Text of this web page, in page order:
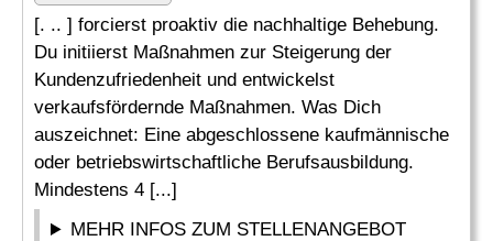
[. .. ] forcierst proaktiv die nachhaltige Behebung.
Du initiierst Maßnahmen zur Steigerung der
Kundenzufriedenheit und entwickelst
verkaufsfördernde Maßnahmen. Was Dich
auszeichnet: Eine abgeschlossene kaufmännische
oder betriebswirtschaftliche Berufsausbildung.
Mindestens 4 [...]
MEHR INFOS ZUM STELLENANGEBOT